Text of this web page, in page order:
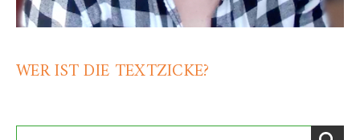
WER IST DIE TEXTZICKE?